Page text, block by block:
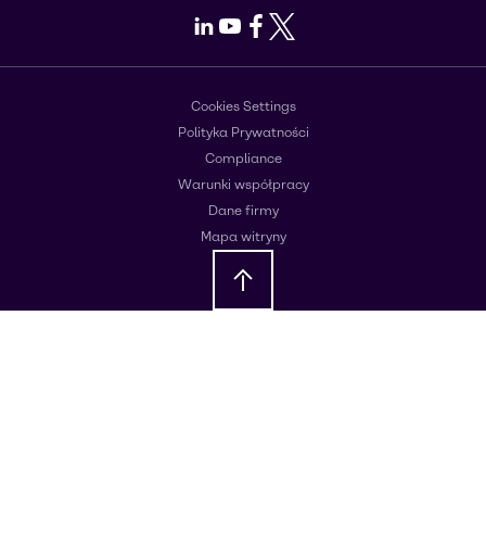
LinkedIn
Youtube
Facebook
X
Cookies Settings
Polityka Prywatności
Compliance
Warunki współpracy
Dane firmy
Mapa witryny